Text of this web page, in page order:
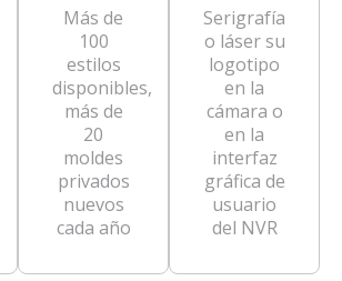
Más de
100
estilos
disponibles,
más de
20
moldes
privados
nuevos
cada año
Serigrafía
o láser su
logotipo
en la
cámara o
en la
interfaz
gráfica de
usuario
del NVR